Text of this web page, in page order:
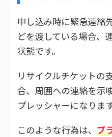
申し込み時に緊急連絡
どを渡している場合、
状態です。
リサイクルチケットの
合、周囲への連絡を示
プレッシャーになります
このような行為は、 プ